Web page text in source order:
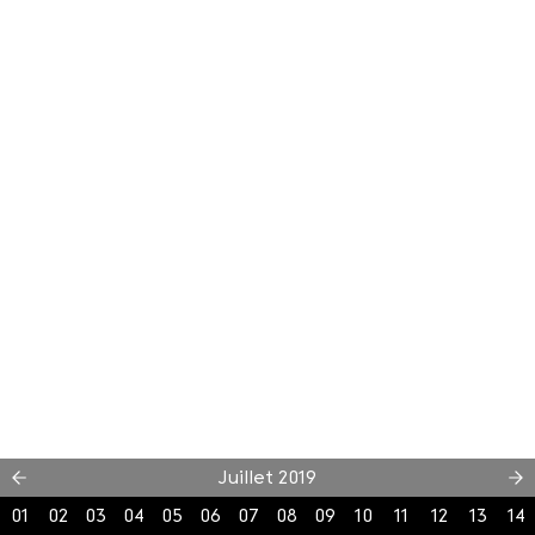
Juillet 2019
01
02 03 04 05 06 07 08 09 10 11 12 13 14